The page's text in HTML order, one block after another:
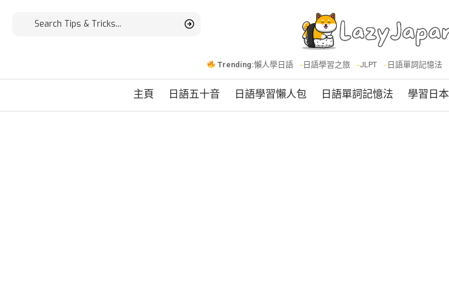
Trending:懶人學日語 日語學習之旅 JLPT 日語單詞記憶法
主頁 日語五十音 日語學習懶人包 日語單詞記憶法 學習日